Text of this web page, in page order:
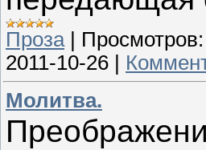
Проза| Просмотров:
2011-10-26 |
Молитва.